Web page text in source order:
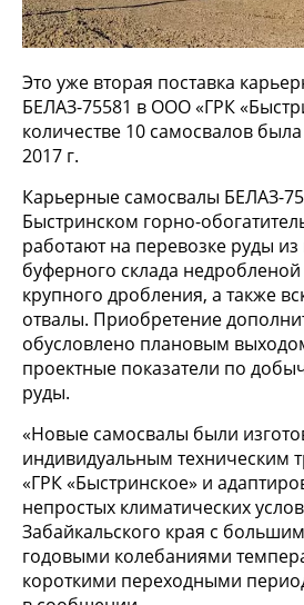
Это уже вторая поставка
БЕЛАЗ-75581 в ООО «ГРК
количестве 10 самосвалов
2017 г.
Карьерные самосвалы БЕЛАЗ-
Быстринском горно-
работают на перевозке руды
буферного склада недробленой
крупного дробления, а также
отвалы. Приобретение
обусловлено плановым
проектные показатели по
руды.
«Новые самосвалы были
индивидуальным техническим
«ГРК «Быстринское» и
непростых климатических
Забайкальского края с
годовыми колебаниями
короткими переходными